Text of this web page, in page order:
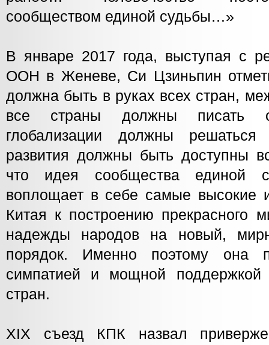
сообществом единой судьбы…»
В январе 2017 года, выступая с
ООН в Женеве, Си Цзиньпин
должна быть в руках всех стран,
все страны должны писать
глобализации должны решаться
развития должны быть доступны
что идея сообщества единой
воплощает в себе самые высокие
Китая к построению прекрасного
надежды народов на новый,
порядок. Именно поэтому она
симпатией и мощной поддержкой
стран.
XIX съезд КПК назвал